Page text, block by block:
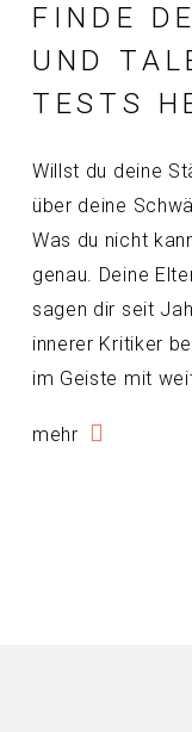
FINDE
UND
TESTS
Willst du deine
über deine
Was du nicht
genau. Deine
sagen dir seit
innerer Kritiker
im Geiste mit
mehr